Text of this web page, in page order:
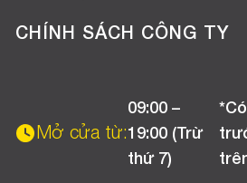
Tuyển dụng
Hướng dẫn mua hàng online
Chương trình khuyến mãi
CHÍNH SÁCH CÔNG TY
Chính sách bảo hành
Mở cửa từ:
09:00 –
19:00 (Trừ
thứ 7)